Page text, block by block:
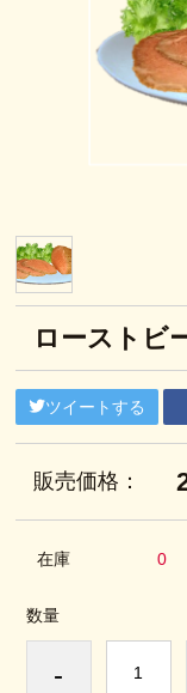
ローストビ
ツイートする
販売価格：
在庫 0
数量
-